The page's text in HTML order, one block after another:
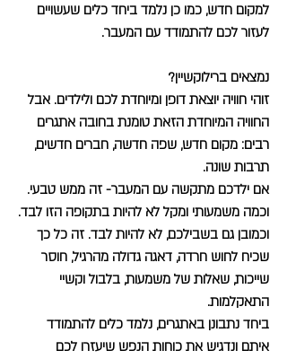
למקום חדש, כמו כן נלמד ביחד כלים שעשויים
לעזור לכם להתמודד עם המעבר.
נמצאים ברילוקשיין?
זוהי חוויה יוצאת דופן ומיוחדת לכם ולילדים. אבל
החוויה המיוחדת הזאת טומנת בחובה אתגרים
רבים: מקום חדש, שפה חדשה, חברים חדשים,
תרבות שונה.
אם ילדכם מתקשה עם המעבר- זה ממש טבעי.
וכמה משמעותי ומקל לא להיות בתקופה הזו לבד.
וכמובן גם בשבילכם, לא להיות לבד. זה כל כך
שכיח לחוש חרדה, דאגה גדולה מהרגיל, חוסר
שייכות, שאלות של משמעות, בלבול וקשיי
התאקלמות.
ביחד נתבונן באתגרים, נלמד כלים להתמודד
איתם ונדגיש את כוחות הנפש שיעזרו לכם